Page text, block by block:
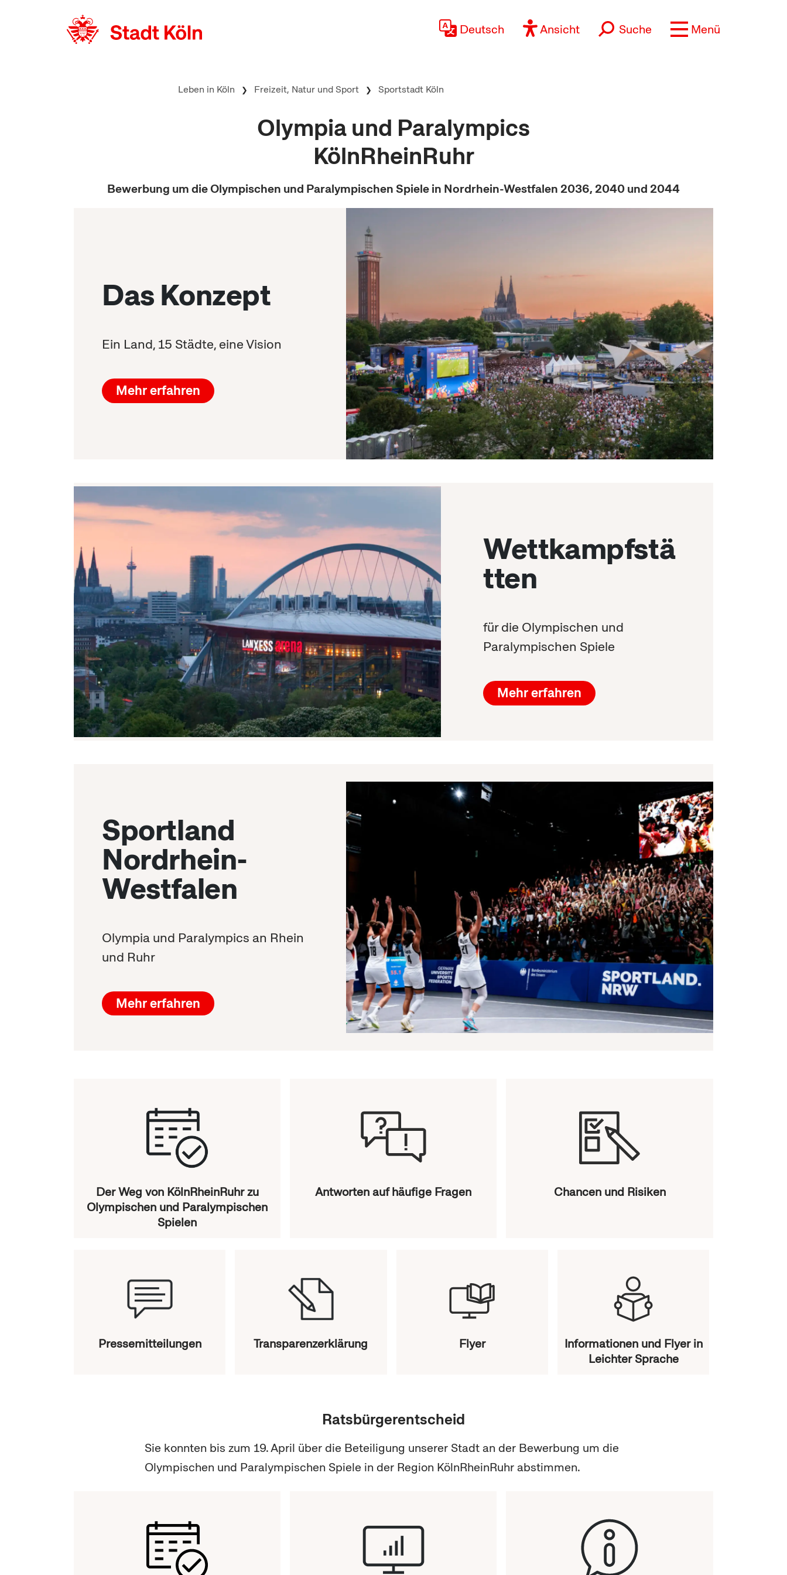
Deutsch
Ansicht Suche Menü
Leben in Köln Freizeit, Natur und Sport Sportstadt Köln
Olympia und Paralympics
KölnRheinRuhr
Bewerbung um die Olympischen und Paralympischen Spiele in Nordrhein-Westfalen 2036, 2040 und 2044
Das Konzept
Ein Land, 15 Städte, eine Vision
Mehr erfahren
Wettkampfstä
tten
für die Olympischen und
Paralympischen Spiele
Mehr erfahren
Sportland
Nordrhein-
Westfalen
Olympia und Paralympics an Rhein
und Ruhr
Mehr erfahren
Der Weg von KölnRheinRuhr zu
Olympischen und Paralympischen
Spielen
Antworten auf häufige Fragen Chancen und Risiken
Pressemitteilungen Transparenzerklärung Flyer
Informationen und Flyer in
Leichter Sprache
Ratsbürgerentscheid
Sie konnten bis zum 19. April über die Beteiligung unserer Stadt an der Bewerbung um die
Olympischen und Paralympischen Spiele in der Region KölnRheinRuhr abstimmen.